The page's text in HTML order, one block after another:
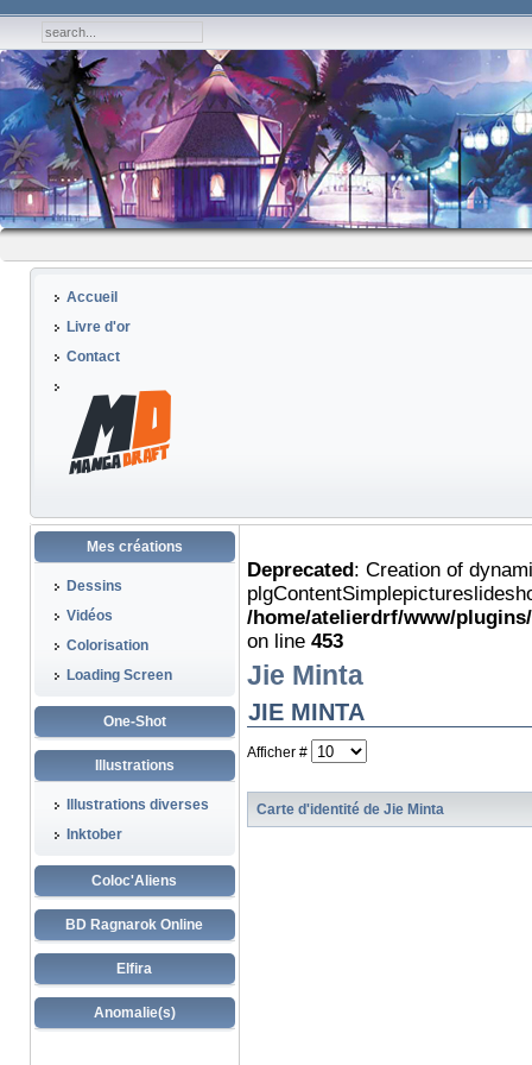
Accueil
Livre d'or
Contact
Mes créations
Dessins
Vidéos
Colorisation
Loading Screen
One-Shot
Illustrations
Illustrations diverses
Inktober
Coloc'Aliens
BD Ragnarok Online
Elfira
Anomalie(s)
Deprecated: Creation of
/home/atelierdrf/www/
on line 453
Jie Minta
JIE MINTA
Afficher #
Carte d'identité de Jie Minta